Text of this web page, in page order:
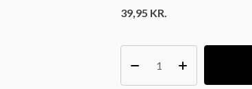
39,95 KR.